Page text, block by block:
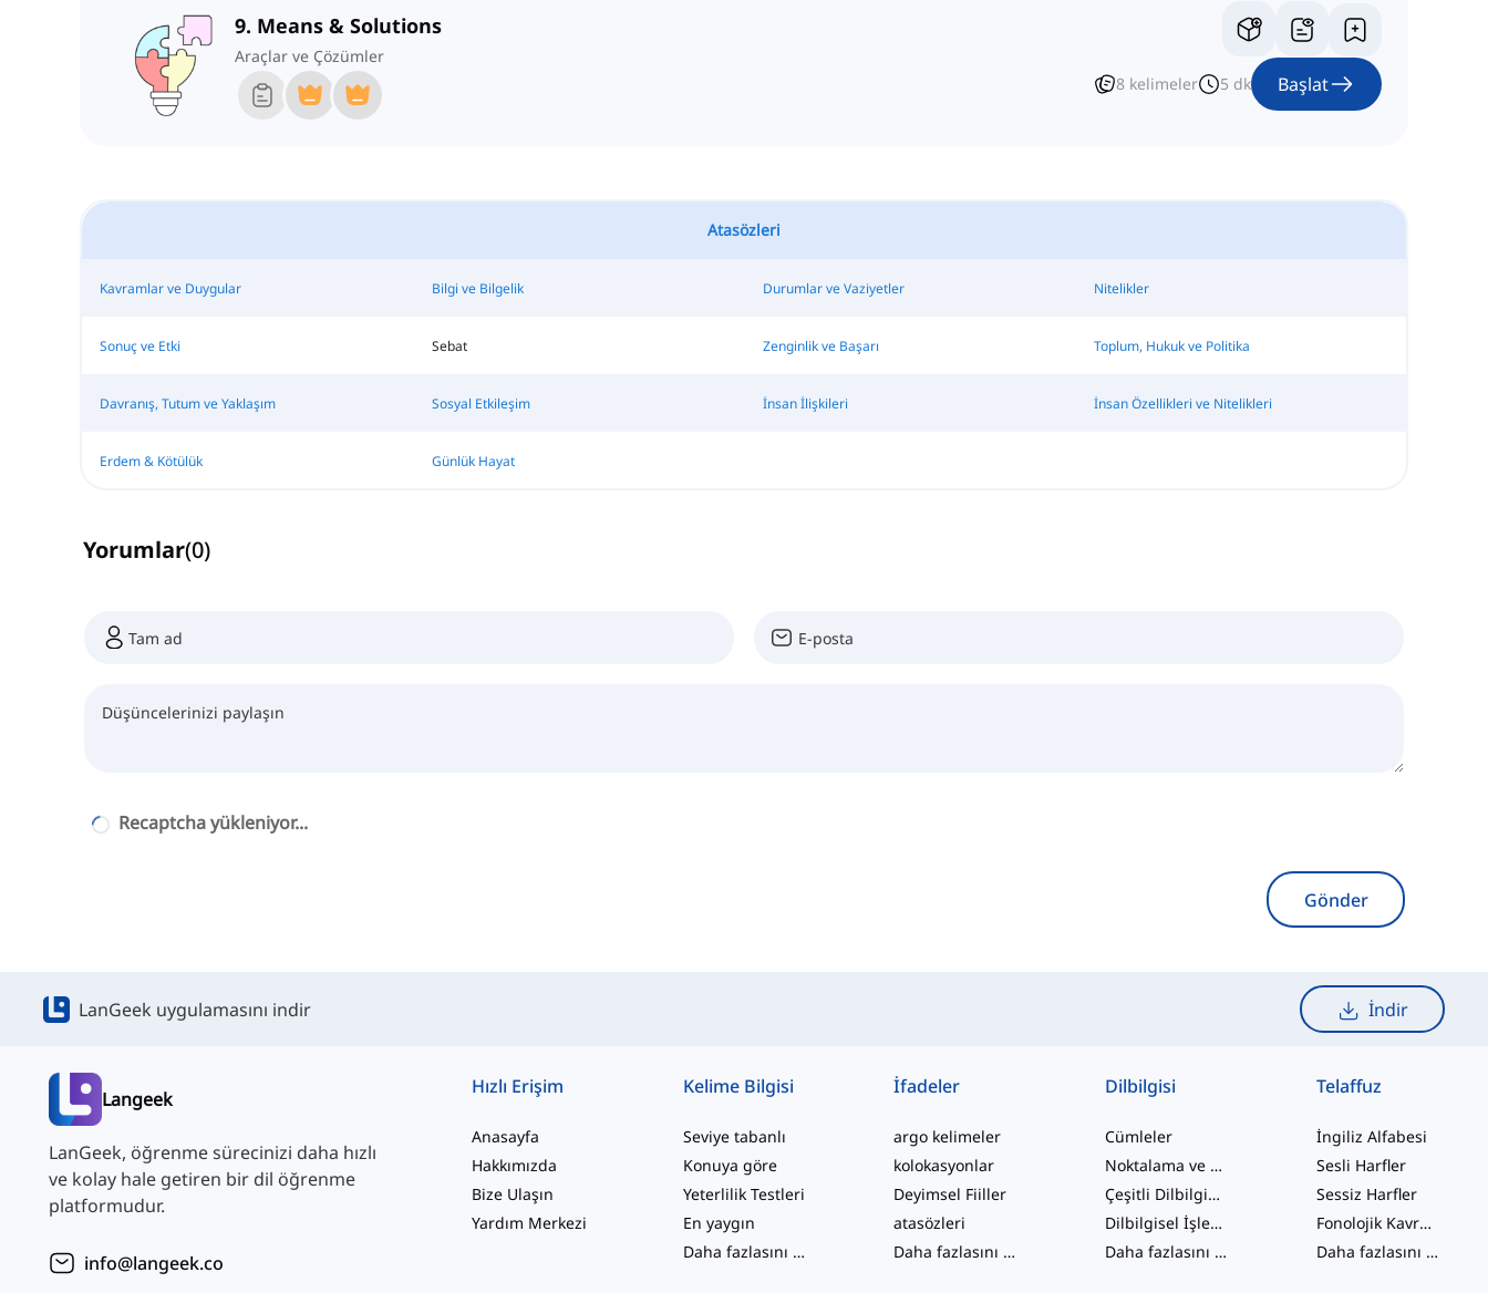
9. Means & Solutions
Araçlar ve Çözümler
8 kelimeler 5 dk Başlat
Atasözleri
Kavramlar ve Duygular Bilgi ve Bilgelik Durumlar ve Vaziyetler Nitelikler
Sonuç ve Etki Sebat Zenginlik ve Başarı Toplum, Hukuk ve Politika
Davranış, Tutum ve Yaklaşım Sosyal Etkileşim İnsan İlişkileri İnsan Özellikleri ve Nitelikleri
Erdem & Kötülük Günlük Hayat
Yorumlar(0)
Recaptcha yükleniyor...
Gönder
LanGeek uygulamasını indir İndir
Langeek
LanGeek, öğrenme sürecinizi daha hızlı
ve kolay hale getiren bir dil öğrenme
platformudur.
info@langeek.co
Hızlı Erişim
Anasayfa
Hakkımızda
Bize Ulaşın
Yardım Merkezi
Kelime Bilgisi
Seviye tabanlı
Konuya göre
Yeterlilik Testleri
En yaygın
Daha fazlasını gör
İfadeler
argo kelimeler
kolokasyonlar
Deyimsel Fiiller
atasözleri
Daha fazlasını gör
Dilbilgisi
Cümleler
Noktalama ve Yazım
Çeşitli Dilbilgisi Konuları
Dilbilgisel İşlevler
Daha fazlasını gör
Telaffuz
İngiliz Alfabesi
Sesli Harfler
Sessiz Harfler
Fonolojik Kavramlar
Daha fazlasını gör